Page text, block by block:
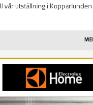
vår utställning i